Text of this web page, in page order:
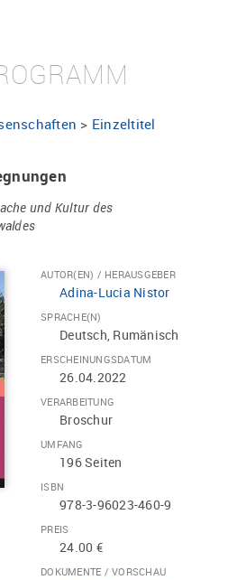
> Einzeltitel
und Kultur des
AUTOR(EN) / HERAUSGEBER
Adina-Lucia Nistor
SPRACHE(N)
Deutsch, Rumänisch
ERSCHEINUNGSDATUM
26.04.2022
VERARBEITUNG
Broschur
UMFANG
196 Seiten
ISBN
978-3-96023-460-9
PREIS
24.00 €
DOKUMENTE / VORSCHAU